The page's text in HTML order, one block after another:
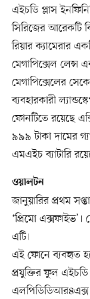
এইচডি প্লাস
সিরিজের আরেকটি
রিয়ার ক্যামেরার
মেগাপিক্সেল লেন্স
মেগাপিক্সেলের
ব্যবহারকারী
ফোনটিতে রয়েছে
৯৯৯ টাকা দামের
এমএইচ ব্যাটারি
ওয়ালটন
জানুয়ারির প্রথম
‘প্রিমো
এটি।
এই ফোনে ব্যবহৃত
প্রযুক্তির ফুল
এলপিডিডিআর৪এক্স